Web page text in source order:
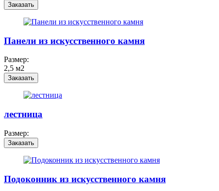
Заказать
Панели из искусственного камня
Размер:
2,5 м2
Заказать
лестница
Размер:
Заказать
Подоконник из искусственного камня